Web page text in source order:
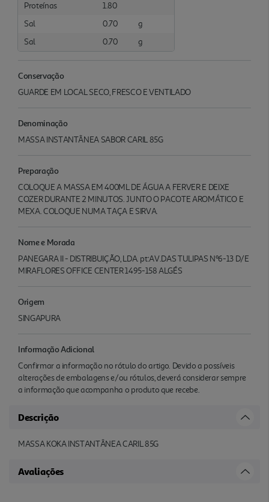
Proteínas
1.80
Sal
0.70
g
Sal
0.70 g
Conservação
GUARDE EM LOCAL SECO, FRESCO E VENTILADO
Denominação
MASSA INSTANTÂNEA SABOR CARIL 85G
Preparação
COLOQUE A MASSA EM 400ML DE ÁGUA A FERVER E DEIXE
COZER DURANTE 2 MINUTOS. JUNTO O PACOTE AROMÁTICO E
MEXA. COLOQUE NUMA TAÇA E SIRVA.
Nome e Morada
PANEGARA II - DISTRIBUIÇÃO, LDA. pt:AV.DAS TULIPAS Nº6-13 D/E
MIRAFLORES OFFICE CENTER 1495-158 ALGÉS
Origem
SINGAPURA
Informação Adicional
Confirmar a informação no rótulo do artigo. Devido a possíveis
alterações de embalagens e/ou rótulos, deverá considerar sempre
a informação que acompanha o produto que recebe.
Descrição
MASSA KOKA INSTANTÂNEA CARIL 85G
Avaliações